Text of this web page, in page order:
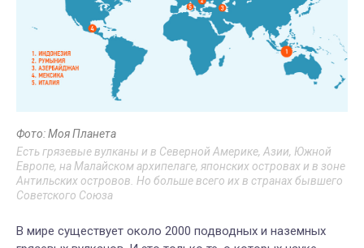
Фото: Моя Планета
Есть грязевые вулканы и в Северной Америке, Азии, Южной
Европе, на Малайском архипелаге, японских островах и в зоне
Антильских островов. Но больше всего их в странах бывшего
Советского Союза
В мире существует около 2000 подводных и наземных